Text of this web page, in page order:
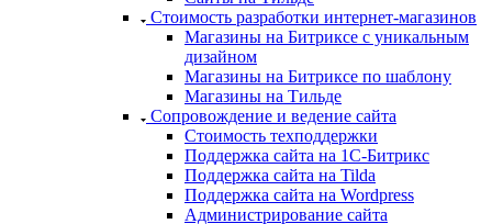
Стоимость разработки интернет-магазинов
Магазины на Битриксе с уникальным
дизайном
Магазины на Битриксе по шаблону
Магазины на Тильде
Сопровождение и ведение сайта
Стоимость техподдержки
Поддержка сайта на 1С-Битрикс
Поддержка сайта на Tilda
Поддержка сайта на Wordpress
Администрирование сайта